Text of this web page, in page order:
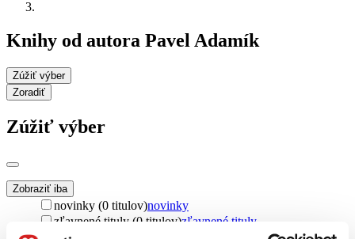
Knihy od autora Pavel Adamík
Zúžiť výber
Zoradiť
Zúžiť výber
Zobraziť iba
novinky (0 titulov)novinky
zľavnené tituly (0 titulov)zľavnené tituly